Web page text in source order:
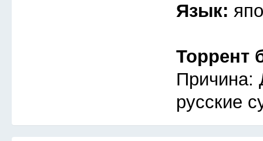
Язык:
Торрент
Причина:
русские